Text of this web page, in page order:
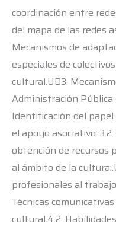
coordinación entre
del mapa de las redes
Mecanismos de
especiales de
cultural.UD3.
Administración Pública
Identificación del
el apoyo
obtención de recursos
al ámbito de la
profesionales al
Técnicas
cultural.4.2.